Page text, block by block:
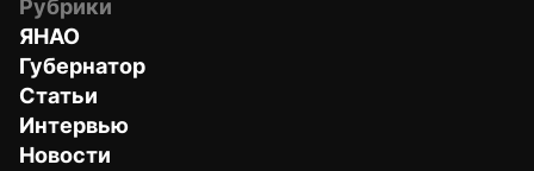
Рубрики
ЯНАО
Губернатор
Статьи
Интервью
Новости